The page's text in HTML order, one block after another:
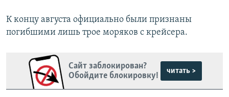
К концу августа официально были признаны
погибшими лишь трое моряков с крейсера.
Сайт заблокирован?
Обойдите блокировку!
читать >